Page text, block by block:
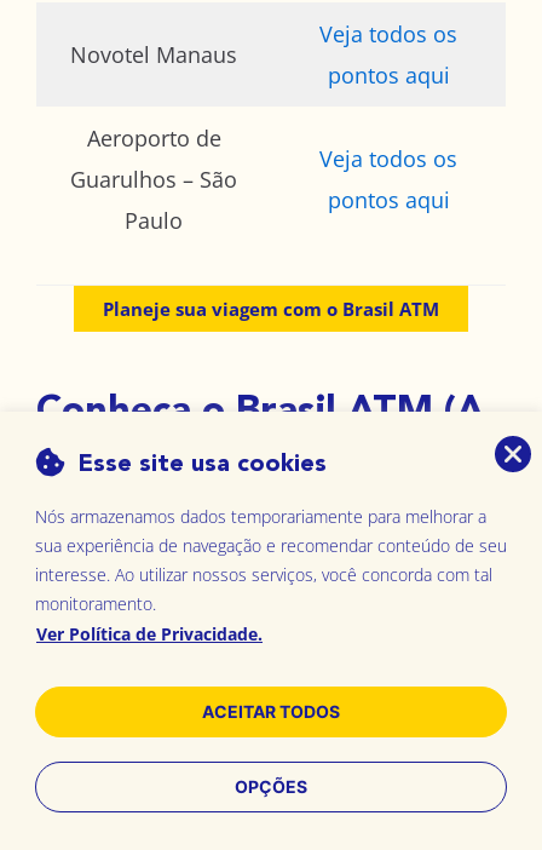
Esse site usa cookies
Nós armazenamos dados temporariamente para melhorar a
sua experiência de navegação e recomendar conteúdo de seu
interesse. Ao utilizar nossos serviços, você concorda com tal
monitoramento.
Ver Política de Privacidade.
OPÇÕES
ACEITAR TODOS
Destinos Experiências Hospedagem Planeje Buscar
Novotel Manaus
Veja todos os
pontos aqui
Aeroporto de
Guarulhos – São
Paulo
Veja todos os
pontos aqui
Planeje sua viagem com o Brasil ATM
Conheça o Brasil ATM (A
Todo Momento)
No Brasil ATM, vemos o Brasil como um lugar cheio
de belezas únicas e uma cultura fascinante. Nosso
portal, apoiado pela marca global
a explorar suas maravilhas de forma segura e
informada.
Fornecemos informações precisas, atualizadas e